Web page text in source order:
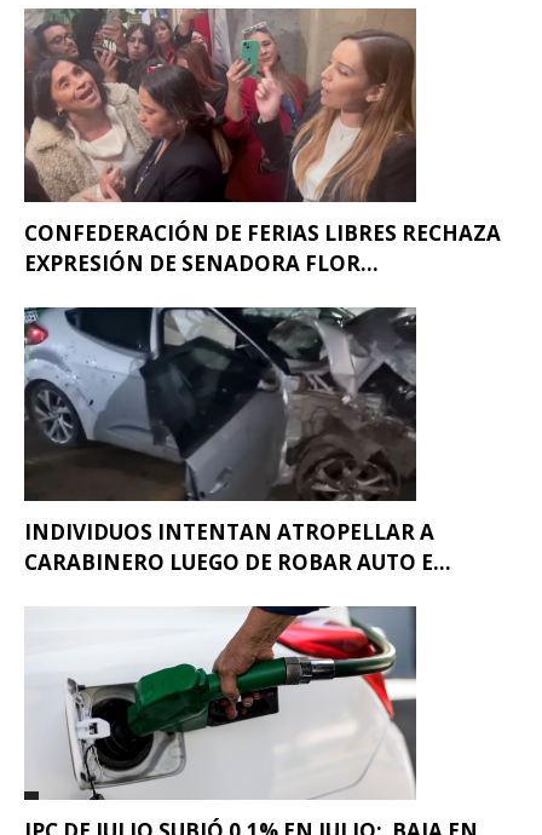
CONFEDERACIÓN DE FERIAS LIBRES RECHAZA
EXPRESIÓN DE SENADORA FLOR...
INDIVIDUOS INTENTAN ATROPELLAR A
CARABINERO LUEGO DE ROBAR AUTO E...